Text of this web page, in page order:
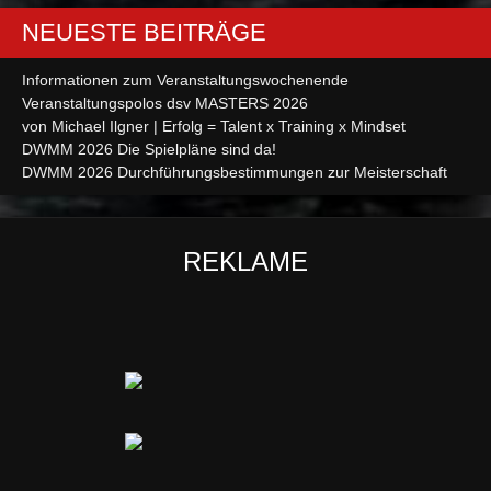
NEUESTE BEITRÄGE
Informationen zum Veranstaltungswochenende
Veranstaltungspolos dsv MASTERS 2026
von Michael Ilgner | Erfolg = Talent x Training x Mindset
DWMM 2026 Die Spielpläne sind da!
DWMM 2026 Durchführungsbestimmungen zur Meisterschaft
REKLAME